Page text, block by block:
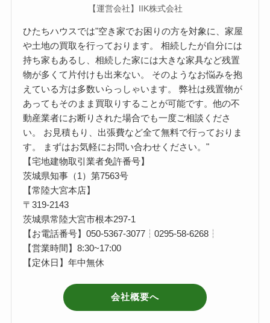
【運営会社】IIK株式会社
ひたちハウスでは"空き家でお困りの方を対象に、家屋
や土地の買取を行っております。 相続したが自分には
持ち家もあるし、相続した家には大きな家具など残置
物が多くて片付けも出来ない。 そのようなお悩みを抱
えている方は多数いらっしゃいます。 弊社は残置物が
あってもそのまま買取りすることが可能です。他の不
動産業者にお断りされた場合でも一度ご相談くださ
い。 お見積もり、出張費など全て無料で行っておりま
す。 まずはお気軽にお問い合わせください。"
【宅地建物取引業者免許番号】
茨城県知事（1）第7563号
【常陸大宮本店】
〒319-2143
茨城県常陸大宮市根本297-1
【お電話番号】050-5367-3077┆0295-58-6268┆
【営業時間】8:30~17:00
【定休日】年中無休
会社概要へ